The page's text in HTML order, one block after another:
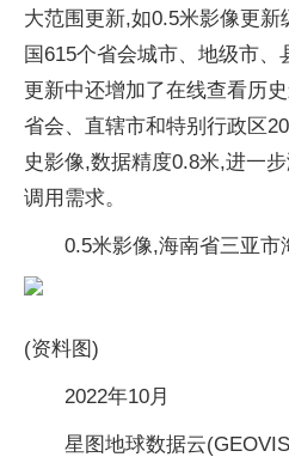
大范围更新,如0.5米影像更
国615个省会城市、地级市
更新中还增加了在线查看历
省会、直辖市和特别行政区
史影像,数据精度0.8米,进一
调用需求。
0.5米影像,海南省三亚
(资料图)
2022年10月
星图地球数据云